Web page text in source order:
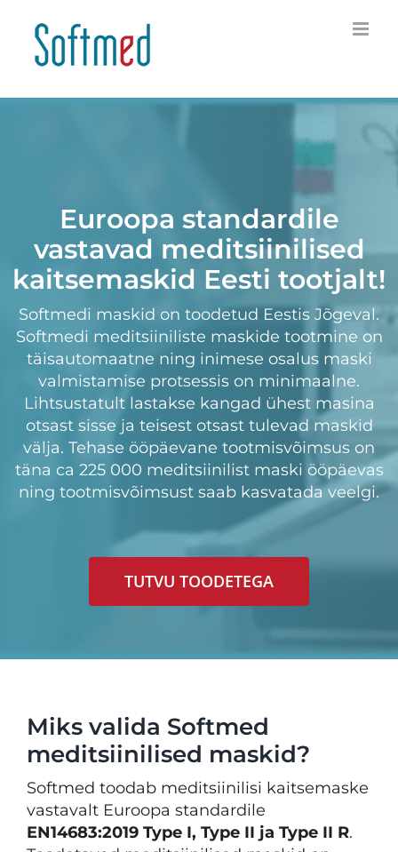
content
Euroopa standardile
vastavad meditsiinilised
kaitsemaskid Eesti tootjalt!
Softmedi maskid on toodetud Eestis Jõgeval.
Softmedi meditsiiniliste maskide tootmine on
täisautomaatne ning inimese osalus maski
valmistamise protsessis on minimaalne.
Lihtsustatult lastakse kangad ühest masina
otsast sisse ja teisest otsast tulevad maskid
välja. Tehase ööpäevane tootmisvõimsus on
täna ca 225 000 meditsiinilist maski ööpäevas
ning tootmisvõimsust saab kasvatada veelgi.
TUTVU TOODETEGA
Miks valida Softmed
meditsiinilised maskid?
Softmed toodab meditsiinilisi kaitsemaske
vastavalt Euroopa standardile
EN14683:2019 Type I, Type II ja Type II R.